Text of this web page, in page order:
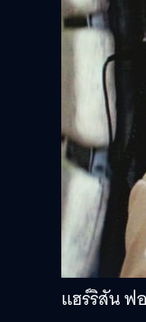
แฮร์ริสัน ฟ